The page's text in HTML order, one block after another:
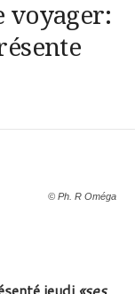
voyager:
© Ph. R Oméga